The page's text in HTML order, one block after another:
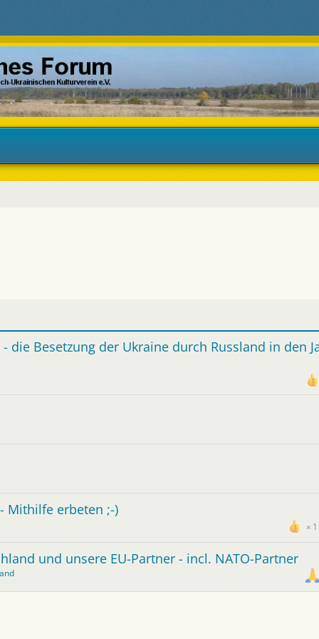
die Besetzung der Ukraine durch Russland in den
Mithilfe erbeten ;-)
1
und unsere EU-Partner - incl. NATO-Partner